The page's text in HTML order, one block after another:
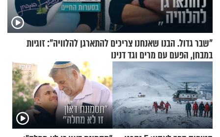
"שבר גדול. הבנו שאנחנו צריכים להתארגן להלוויה": זוגיות
במבחן, הפעם עם מרים וגד דנינו